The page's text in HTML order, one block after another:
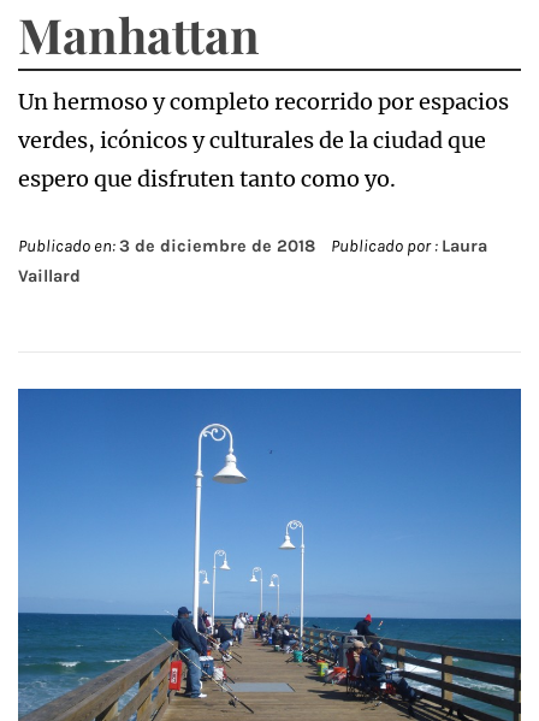
Manhattan
Un hermoso y completo recorrido por espacios
verdes, icónicos y culturales de la ciudad que
espero que disfruten tanto como yo.
Publicado en:3 de diciembre de 2018 Publicado por : Laura
Vaillard